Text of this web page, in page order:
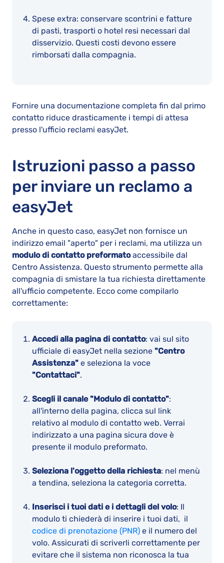
Spese extra: conservare scontrini e fatture
di pasti, trasporti o hotel resi necessari dal
disservizio. Questi costi devono essere
rimborsati dalla compagnia.
Fornire una documentazione completa fin dal primo
contatto riduce drasticamente i tempi di attesa
presso l'ufficio reclami easyJet.
Istruzioni passo a passo
per inviare un reclamo a
easyJet
Anche in questo caso, easyJet non fornisce un
indirizzo email "aperto" per i reclami, ma utilizza un
modulo di contatto preformatoaccessibile dal
Centro Assistenza. Questo strumento permette alla
compagnia di smistare la tua richiesta direttamente
all'ufficio competente. Ecco come compilarlo
correttamente:
Accedi alla pagina di contatto: vai sul sito
ufficiale di easyJet nella sezione "Centro
Assistenza" e seleziona la voce
"Contattaci".
Scegli il canale "Modulo di contatto":
all'interno della pagina, clicca sul link
relativo al modulo di contatto web. Verrai
indirizzato a una pagina sicura dove è
presente il modulo preformato.
Seleziona l'oggetto della richiesta: nel menù
a tendina, seleziona la categoria corretta.
Inserisci i tuoi dati e i dettagli del volo: Il
modulo ti chiederà di inserire i tuoi dati, il
codice di prenotazione (PNR) e il numero del
volo. Assicurati di scriverli correttamente per
evitare che il sistema non riconosca la tua